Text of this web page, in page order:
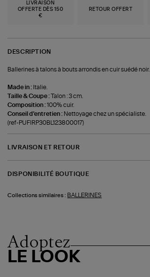
LIVRAISON
OFFERTE DÈS 150
€
RETOUR OFFERT
DESCRIPTION
Ballerines à talons à bouts arrondis en cuir suédé noir.
Made in : Italie.
Taille & Coupe :
Talon : 3 cm.
Composition :100% cuir.
Conseil d'entretien : Nettoyage chez un spécialiste.
(ref-PUFIRP30BL123800017)
LIVRAISON ET RETOUR
DISPONIBILITÉ BOUTIQUE
Collections similaires : BALLERINES
Adoptez
LE LOOK